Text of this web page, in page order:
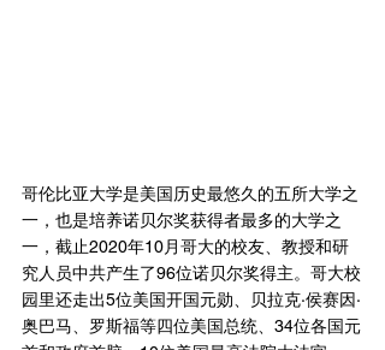
哥伦比亚大学是美国历史最悠久的五所大学之
一，也是培养诺贝尔奖获得者最多的大学之
一，截止2020年10月哥大的校友、教授和研
究人员中共产生了96位诺贝尔奖得主。哥大校
园里还走出5位美国开国元勋、贝拉克·侯赛因·
奥巴马、罗斯福等四位美国总统、34位各国元